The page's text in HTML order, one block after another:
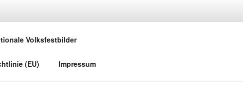
Volksfestbilder
(EU) Impressum